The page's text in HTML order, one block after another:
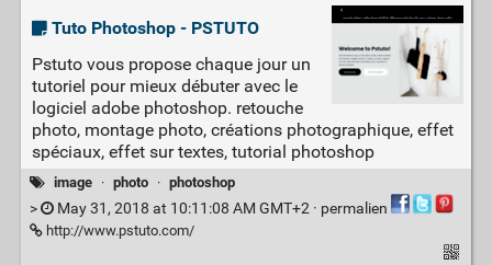
Tuto Photoshop - PSTUTO
Pstuto vous propose chaque jour un
tutoriel pour mieux débuter avec le
logiciel adobe photoshop. retouche
photo, montage photo, créations photographique, effet
spéciaux, effet sur textes, tutorial photoshop
image · photo · photoshop
> May 31, 2018 at 10:11:08 AM GMT+2 · permalien
http://www.pstuto.com/